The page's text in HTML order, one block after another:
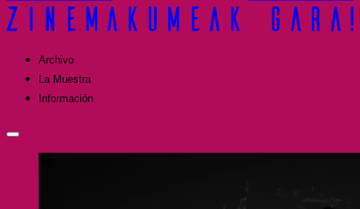
Archivo
La Muestra
Información